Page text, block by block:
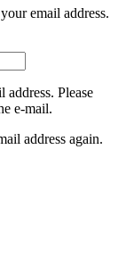
email address.
Please
e-mail.
address again.